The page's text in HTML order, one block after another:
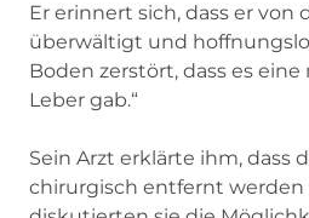
Er erinnert sich, dass er von
überwältigt und
Boden zerstört, dass es
Leber gab.“
Sein Arzt erklärte ihm, dass
chirurgisch entfernt werden